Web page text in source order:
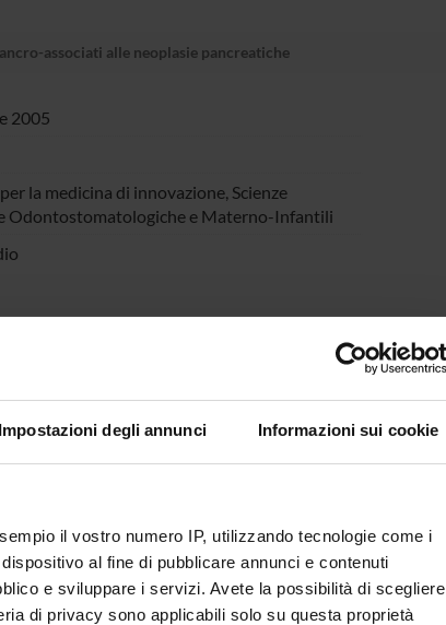
Impostazioni degli annunci Informazioni sui cookie
il vostro numero IP, utilizzando tecnologie come i
al fine di pubblicare annunci e contenuti
e sviluppare i servizi. Avete la possibilità di scegliere
di privacy sono applicabili solo su questa proprietà
associati alle neoplasie pancreatiche
2005
la medicina di innovazione, Scienze
Odontostomatologiche e Materno-Infantili
dei geni cancro-associati alle neoplasie pancreatiche
assegnato e gestito dal Dipartimento